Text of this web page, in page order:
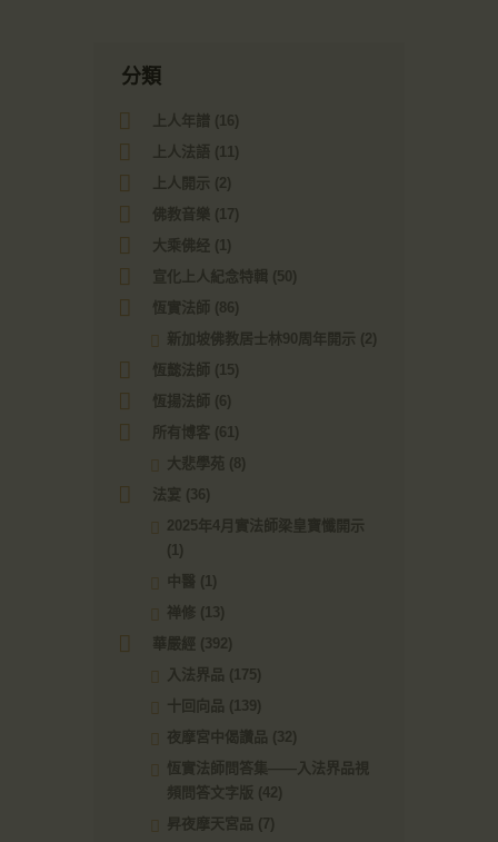
分類
上人年譜 (16)
上人法語 (11)
上人開示 (2)
佛教音樂 (17)
大乘佛经 (1)
宣化上人紀念特輯 (50)
恆實法師 (86)
新加坡佛教居士林90周年開示 (2)
恆懿法師 (15)
恆揚法師 (6)
所有博客 (61)
大悲學苑 (8)
法宴 (36)
2025年4月實法師梁皇寶懺開示
(1)
中醫 (1)
禅修 (13)
華嚴經 (392)
入法界品 (175)
十回向品 (139)
夜摩宮中偈讚品 (32)
恆實法師問答集——入法界品視
頻問答文字版 (42)
昇夜摩天宮品 (7)